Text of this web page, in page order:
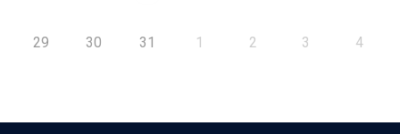
29 30 31 1 2 3 4